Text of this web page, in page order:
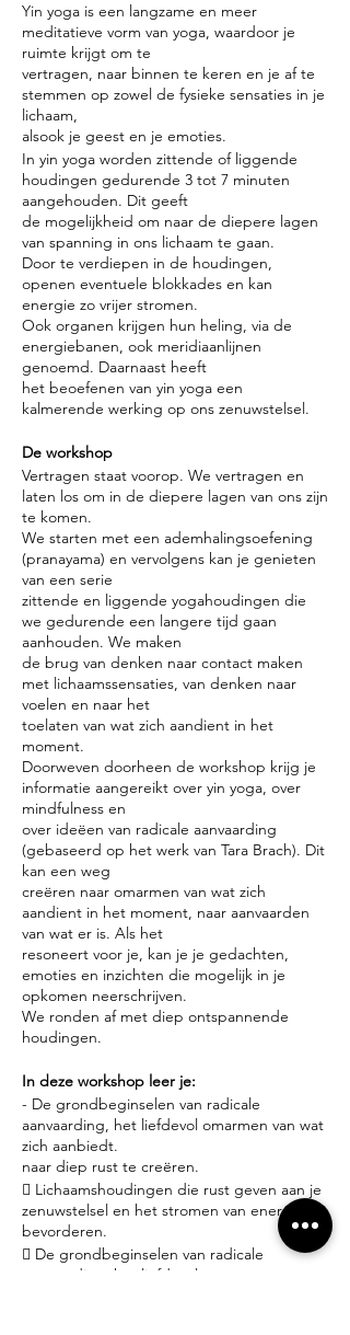
Yin yoga is een langzame en meer
meditatieve vorm van yoga, waardoor je
ruimte krijgt om te
vertragen, naar binnen te keren en je af te
stemmen op zowel de fysieke sensaties in je
lichaam,
alsook je geest en je emoties.
In yin yoga worden zittende of liggende
houdingen gedurende 3 tot 7 minuten
aangehouden. Dit geeft
de mogelijkheid om naar de diepere lagen
van spanning in ons lichaam te gaan.
Door te verdiepen in de houdingen,
openen eventuele blokkades en kan
energie zo vrijer stromen.
Ook organen krijgen hun heling, via de
energiebanen, ook meridiaanlijnen
genoemd. Daarnaast heeft
het beoefenen van yin yoga een
kalmerende werking op ons zenuwstelsel.
De workshop
Vertragen staat voorop. We vertragen en
laten los om in de diepere lagen van ons zijn
te komen.
We starten met een ademhalingsoefening
(pranayama) en vervolgens kan je genieten
van een serie
zittende en liggende yogahoudingen die
we gedurende een langere tijd gaan
aanhouden. We maken
de brug van denken naar contact maken
met lichaamssensaties, van denken naar
voelen en naar het
toelaten van wat zich aandient in het
moment.
Doorweven doorheen de workshop krijg je
informatie aangereikt over yin yoga, over
mindfulness en
over ideëen van radicale aanvaarding
(gebaseerd op het werk van Tara Brach). Dit
kan een weg
creëren naar omarmen van wat zich
aandient in het moment, naar aanvaarden
van wat er is. Als het
resoneert voor je, kan je je gedachten,
emoties en inzichten die mogelijk in je
opkomen neerschrijven.
We ronden af met diep ontspannende
houdingen.
In deze workshop leer je:
- De grondbeginselen van radicale
aanvaarding, het liefdevol omarmen van wat
zich aanbiedt.
naar diep rust te creëren.
 Lichaamshoudingen die rust geven aan je
zenuwstelsel en het stromen van energie
bevorderen.
 De grondbeginselen van radicale
aanvaarding, het liefdevol omarmen van wat